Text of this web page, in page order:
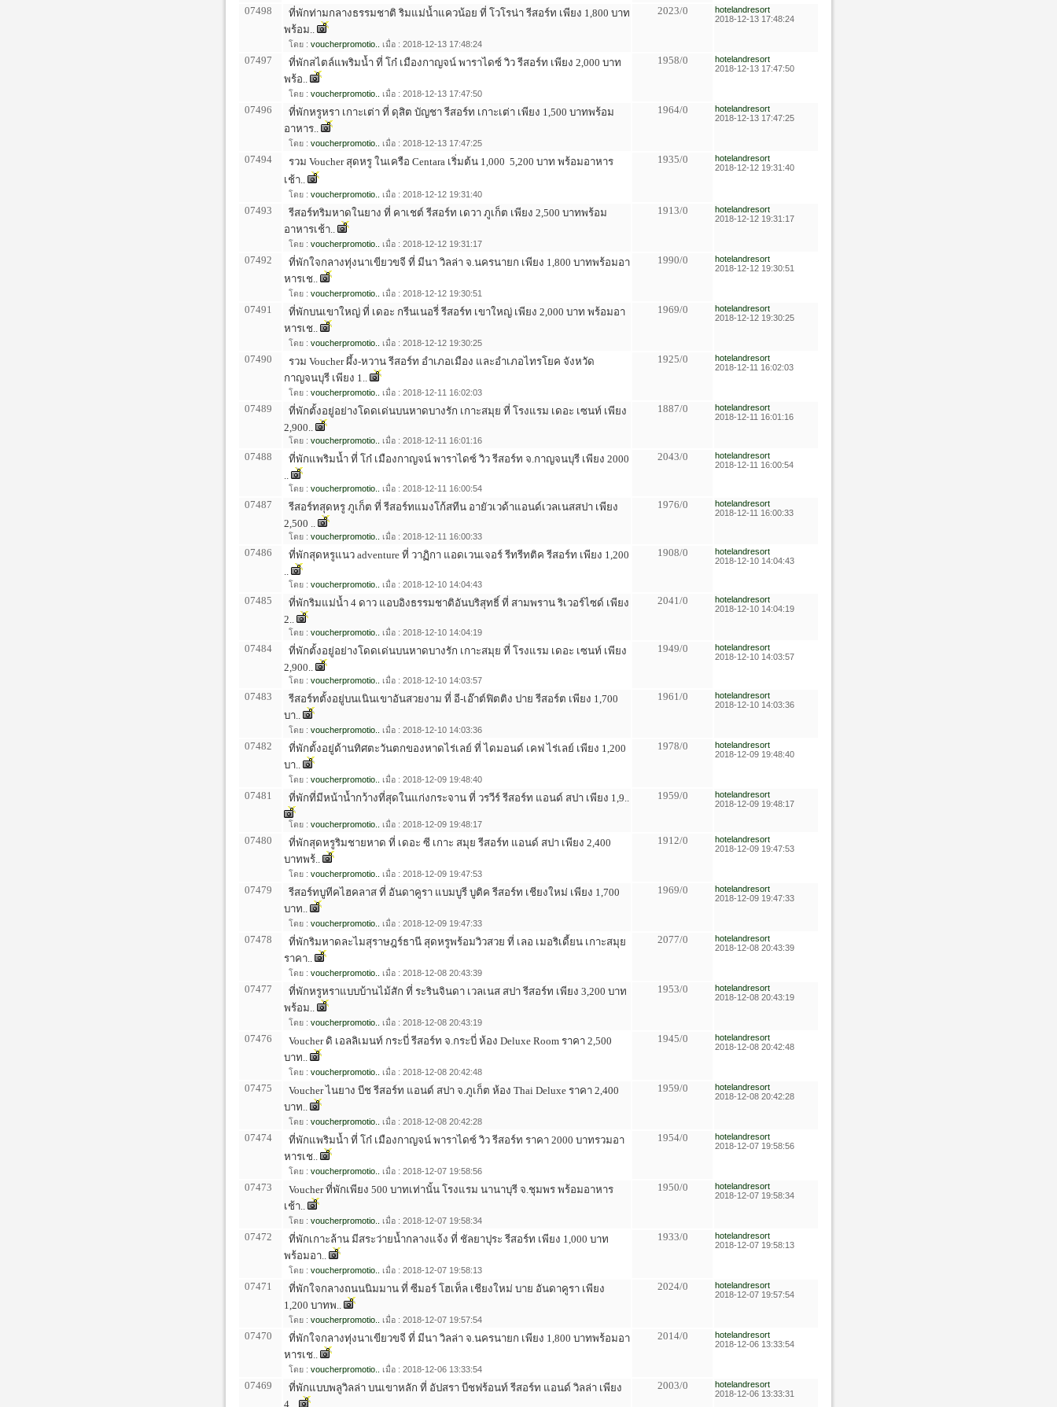
07498
ที่พักท่ามกลางธรรมชาติ ริมแม่น้ำแควน้อย ที่ โวโรน่า รีสอร์ท เพียง 1,800 บาท
พร้อม..
โดย : voucherpromotio.. เมื่อ : 2018-12-13 17:48:24
2023/0
hotelandresort
2018-12-13 17:48:24
07497
ที่พักสไตล์แพริมน้ำ ที่ โก๋ เมืองกาญจน์ พาราไดซ์ วิว รีสอร์ท เพียง 2,000 บาท
พร้อ..
โดย : voucherpromotio.. เมื่อ : 2018-12-13 17:47:50
1958/0
hotelandresort
2018-12-13 17:47:50
07496
ที่พักหรูหรา เกาะเต่า ที่ ดุสิต บัญชา รีสอร์ท เกาะเต่า เพียง 1,500 บาทพร้อม
อาหาร..
โดย : voucherpromotio.. เมื่อ : 2018-12-13 17:47:25
1964/0
hotelandresort
2018-12-13 17:47:25
07494
รวม Voucher สุดหรู ในเครือ Centara เริ่มต้น 1,000  5,200 บาท พร้อมอาหาร
เช้า..
โดย : voucherpromotio.. เมื่อ : 2018-12-12 19:31:40
1935/0
hotelandresort
2018-12-12 19:31:40
07493
รีสอร์ทริมหาดในยาง ที่ คาเชต์ รีสอร์ท เดวา ภูเก็ต เพียง 2,500 บาทพร้อม
อาหารเช้า..
โดย : voucherpromotio.. เมื่อ : 2018-12-12 19:31:17
1913/0
hotelandresort
2018-12-12 19:31:17
07492
ที่พักใจกลางทุ่งนาเขียวขจี ที่ มีนา วิลล่า จ.นครนายก เพียง 1,800 บาทพร้อมอา
หารเช..
โดย : voucherpromotio.. เมื่อ : 2018-12-12 19:30:51
1990/0
hotelandresort
2018-12-12 19:30:51
07491
ที่พักบนเขาใหญ่ ที่ เดอะ กรีนเนอรี่ รีสอร์ท เขาใหญ่ เพียง 2,000 บาท พร้อมอา
หารเช..
โดย : voucherpromotio.. เมื่อ : 2018-12-12 19:30:25
1969/0
hotelandresort
2018-12-12 19:30:25
07490
รวม Voucher ผึ้ง-หวาน รีสอร์ท อำเภอเมือง และอำเภอไทรโยค จังหวัด
กาญจนบุรี เพียง 1..
โดย : voucherpromotio.. เมื่อ : 2018-12-11 16:02:03
1925/0
hotelandresort
2018-12-11 16:02:03
07489
ที่พักตั้งอยู่อย่างโดดเด่นบนหาดบางรัก เกาะสมุย ที่ โรงแรม เดอะ เซนท์ เพียง
2,900..
โดย : voucherpromotio.. เมื่อ : 2018-12-11 16:01:16
1887/0
hotelandresort
2018-12-11 16:01:16
07488
ที่พักแพริมน้ำ ที่ โก๋ เมืองกาญจน์ พาราไดซ์ วิว รีสอร์ท จ.กาญจนบุรี เพียง 2000
..
โดย : voucherpromotio.. เมื่อ : 2018-12-11 16:00:54
2043/0
hotelandresort
2018-12-11 16:00:54
07487
รีสอร์ทสุดหรู ภูเก็ต ที่ รีสอร์ทแมงโก้สทีน อายัวเวด้าแอนด์เวลเนสสปา เพียง
2,500 ..
โดย : voucherpromotio.. เมื่อ : 2018-12-11 16:00:33
1976/0
hotelandresort
2018-12-11 16:00:33
07486
ที่พักสุดหรูแนว adventure ที่ วาฏิกา แอดเวนเจอร์ รีทรีทติค รีสอร์ท เพียง 1,200
..
โดย : voucherpromotio.. เมื่อ : 2018-12-10 14:04:43
1908/0
hotelandresort
2018-12-10 14:04:43
07485
ที่พักริมแม่น้ำ 4 ดาว แอบอิงธรรมชาติอันบริสุทธิ์ ที่ สามพราน ริเวอร์ไซด์ เพียง
2..
โดย : voucherpromotio.. เมื่อ : 2018-12-10 14:04:19
2041/0
hotelandresort
2018-12-10 14:04:19
07484
ที่พักตั้งอยู่อย่างโดดเด่นบนหาดบางรัก เกาะสมุย ที่ โรงแรม เดอะ เซนท์ เพียง
2,900..
โดย : voucherpromotio.. เมื่อ : 2018-12-10 14:03:57
1949/0
hotelandresort
2018-12-10 14:03:57
07483
รีสอร์ทตั้งอยู่บนเนินเขาอันสวยงาม ที่ อี-เอ๊าต์ฟิตติง ปาย รีสอร์ต เพียง 1,700
บา..
โดย : voucherpromotio.. เมื่อ : 2018-12-10 14:03:36
1961/0
hotelandresort
2018-12-10 14:03:36
07482
ที่พักตั้งอยู่ด้านทิศตะวันตกของหาดไร่เลย์ ที่ ไดมอนด์ เคฟ ไร่เลย์ เพียง 1,200
บา..
โดย : voucherpromotio.. เมื่อ : 2018-12-09 19:48:40
1978/0
hotelandresort
2018-12-09 19:48:40
07481 ที่พักที่มีหน้าน้ำกว้างที่สุดในแก่งกระจาน ที่ วรวีร์ รีสอร์ท แอนด์ สปา เพียง 1,9..
โดย : voucherpromotio.. เมื่อ : 2018-12-09 19:48:17
1959/0
hotelandresort
2018-12-09 19:48:17
07480
ที่พักสุดหรูริมชายหาด ที่ เดอะ ซี เกาะ สมุย รีสอร์ท แอนด์ สปา เพียง 2,400
บาทพร้..
โดย : voucherpromotio.. เมื่อ : 2018-12-09 19:47:53
1912/0
hotelandresort
2018-12-09 19:47:53
07479
รีสอร์ทบูทีคไฮคลาส ที่ อันดาคูรา แบมบูรี บูติค รีสอร์ท เชียงใหม่ เพียง 1,700
บาท..
โดย : voucherpromotio.. เมื่อ : 2018-12-09 19:47:33
1969/0
hotelandresort
2018-12-09 19:47:33
07478
ที่พักริมหาดละไมสุราษฎร์ธานี สุดหรูพร้อมวิวสวย ที่ เลอ เมอริเดี้ยน เกาะสมุย
ราคา..
โดย : voucherpromotio.. เมื่อ : 2018-12-08 20:43:39
2077/0
hotelandresort
2018-12-08 20:43:39
07477
ที่พักหรูหราแบบบ้านไม้สัก ที่ ระรินจินดา เวลเนส สปา รีสอร์ท เพียง 3,200 บาท
พร้อม..
โดย : voucherpromotio.. เมื่อ : 2018-12-08 20:43:19
1953/0
hotelandresort
2018-12-08 20:43:19
07476
Voucher ดิ เอลลิเมนท์ กระบี่ รีสอร์ท จ.กระบี่ ห้อง Deluxe Room ราคา 2,500
บาท..
โดย : voucherpromotio.. เมื่อ : 2018-12-08 20:42:48
1945/0
hotelandresort
2018-12-08 20:42:48
07475
Voucher ไนยาง บีช รีสอร์ท แอนด์ สปา จ.ภูเก็ต ห้อง Thai Deluxe ราคา 2,400
บาท..
โดย : voucherpromotio.. เมื่อ : 2018-12-08 20:42:28
1959/0
hotelandresort
2018-12-08 20:42:28
07474
ที่พักแพริมน้ำ ที่ โก๋ เมืองกาญจน์ พาราไดซ์ วิว รีสอร์ท ราคา 2000 บาทรวมอา
หารเช..
โดย : voucherpromotio.. เมื่อ : 2018-12-07 19:58:56
1954/0
hotelandresort
2018-12-07 19:58:56
07473
Voucher ที่พักเพียง 500 บาทเท่านั้น โรงแรม นานาบุรี จ.ชุมพร พร้อมอาหาร
เช้า..
โดย : voucherpromotio.. เมื่อ : 2018-12-07 19:58:34
1950/0
hotelandresort
2018-12-07 19:58:34
07472
ที่พักเกาะล้าน มีสระว่ายน้ำกลางแจ้ง ที่ ชัลยาปุระ รีสอร์ท เพียง 1,000 บาท
พร้อมอา..
โดย : voucherpromotio.. เมื่อ : 2018-12-07 19:58:13
1933/0
hotelandresort
2018-12-07 19:58:13
07471
ที่พักใจกลางถนนนิมมาน ที่ ซีมอร์ โฮเท็ล เชียงใหม่ บาย อันดาคูรา เพียง
1,200 บาทพ..
โดย : voucherpromotio.. เมื่อ : 2018-12-07 19:57:54
2024/0
hotelandresort
2018-12-07 19:57:54
07470
ที่พักใจกลางทุ่งนาเขียวขจี ที่ มีนา วิลล่า จ.นครนายก เพียง 1,800 บาทพร้อมอา
หารเช..
โดย : voucherpromotio.. เมื่อ : 2018-12-06 13:33:54
2014/0
hotelandresort
2018-12-06 13:33:54
07469
ที่พักแบบพลูวิลล่า บนเขาหลัก ที่ อัปสรา บีชฟร้อนท์ รีสอร์ท แอนด์ วิลล่า เพียง
4,..
2003/0
hotelandresort
2018-12-06 13:33:31